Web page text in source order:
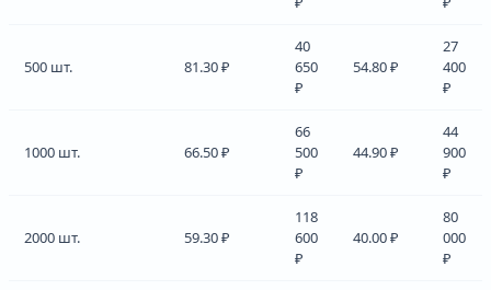
500 шт. 81.30 ₽
40
650
₽
54.80 ₽
27
400
₽
1000 шт. 66.50 ₽
66
500
₽
44.90 ₽
44
900
₽
2000 шт. 59.30 ₽
118
600
₽
40.00 ₽
80
000
₽